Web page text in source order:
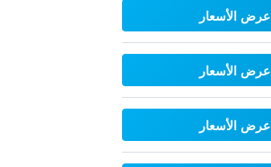
عرض الأسعار
عرض الأسعار
عرض الأسعار